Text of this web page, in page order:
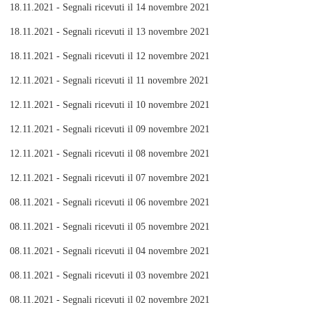
18.11.2021 - Segnali ricevuti il 14 novembre 2021
18.11.2021 - Segnali ricevuti il 13 novembre 2021
18.11.2021 - Segnali ricevuti il 12 novembre 2021
12.11.2021 - Segnali ricevuti il 11 novembre 2021
12.11.2021 - Segnali ricevuti il 10 novembre 2021
12.11.2021 - Segnali ricevuti il 09 novembre 2021
12.11.2021 - Segnali ricevuti il 08 novembre 2021
12.11.2021 - Segnali ricevuti il 07 novembre 2021
08.11.2021 - Segnali ricevuti il 06 novembre 2021
08.11.2021 - Segnali ricevuti il 05 novembre 2021
08.11.2021 - Segnali ricevuti il 04 novembre 2021
08.11.2021 - Segnali ricevuti il 03 novembre 2021
08.11.2021 - Segnali ricevuti il 02 novembre 2021